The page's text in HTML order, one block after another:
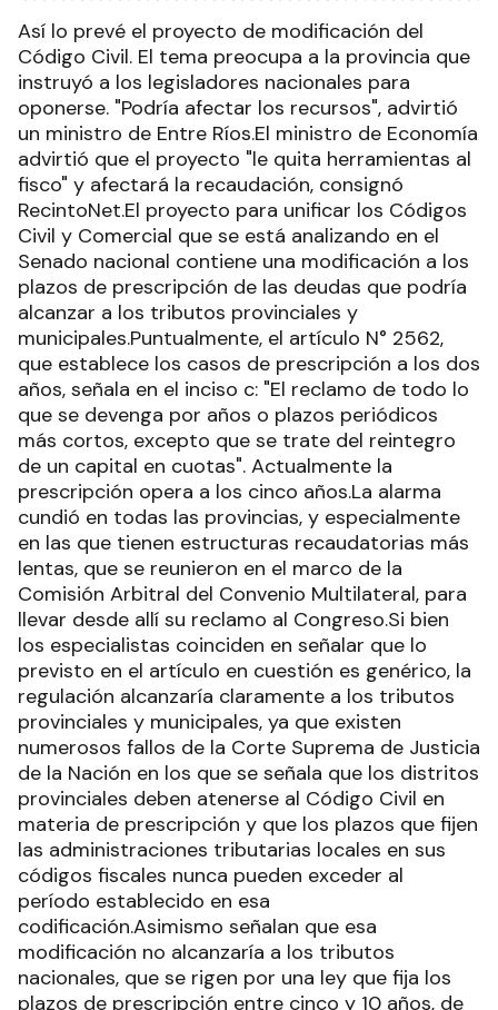
Así lo prevé el proyecto de modificación del
Código Civil. El tema preocupa a la provincia que
instruyó a los legisladores nacionales para
oponerse. "Podría afectar los recursos", advirtió
un ministro de Entre Ríos.El ministro de Economía
advirtió que el proyecto "le quita herramientas al
fisco" y afectará la recaudación, consignó
RecintoNet.El proyecto para unificar los Códigos
Civil y Comercial que se está analizando en el
Senado nacional contiene una modificación a los
plazos de prescripción de las deudas que podría
alcanzar a los tributos provinciales y
municipales.Puntualmente, el artículo N° 2562,
que establece los casos de prescripción a los dos
años, señala en el inciso c: "El reclamo de todo lo
que se devenga por años o plazos periódicos
más cortos, excepto que se trate del reintegro
de un capital en cuotas". Actualmente la
prescripción opera a los cinco años.La alarma
cundió en todas las provincias, y especialmente
en las que tienen estructuras recaudatorias más
lentas, que se reunieron en el marco de la
Comisión Arbitral del Convenio Multilateral, para
llevar desde allí su reclamo al Congreso.Si bien
los especialistas coinciden en señalar que lo
previsto en el artículo en cuestión es genérico, la
regulación alcanzaría claramente a los tributos
provinciales y municipales, ya que existen
numerosos fallos de la Corte Suprema de Justicia
de la Nación en los que se señala que los distritos
provinciales deben atenerse al Código Civil en
materia de prescripción y que los plazos que fijen
las administraciones tributarias locales en sus
códigos fiscales nunca pueden exceder al
período establecido en esa
codificación.Asimismo señalan que esa
modificación no alcanzaría a los tributos
nacionales, que se rigen por una ley que fija los
plazos de prescripción entre cinco y 10 años, de